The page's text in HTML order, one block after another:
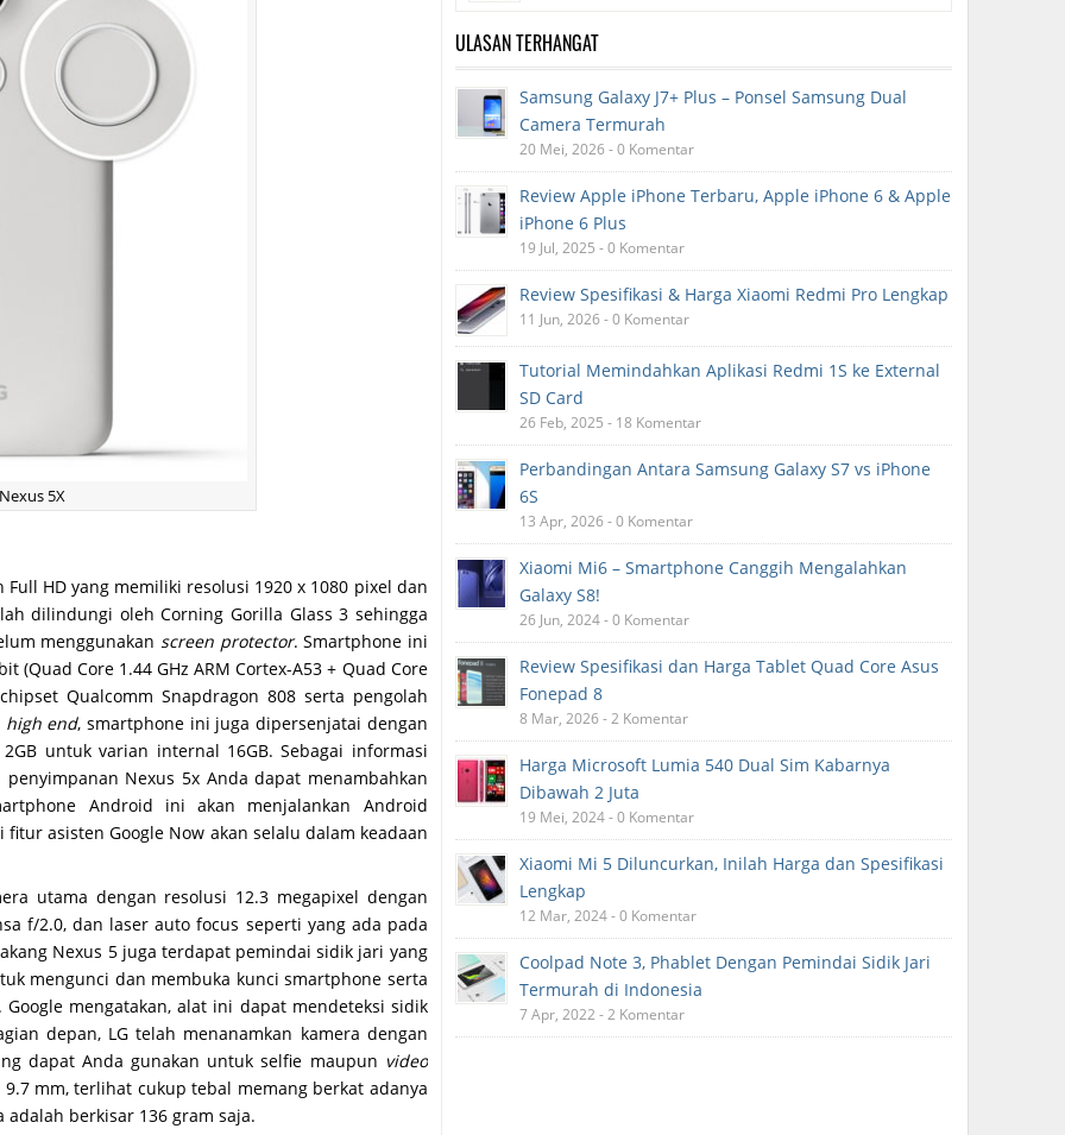
5X
HD yang memiliki resolusi 1920 x 1080 pixel dan
dilindungi oleh Corning Gorilla Glass 3 sehingga
menggunakan screen protector. Smartphone ini
Core 1.44 GHz ARM Cortex-A53 + Quad Core
Qualcomm Snapdragon 808 serta pengolah
high end, smartphone ini juga dipersenjatai dengan
untuk varian internal 16GB. Sebagai informasi
Nexus 5x Anda dapat menambahkan
Android ini akan menjalankan Android
asisten Google Now akan selalu dalam keadaan
utama dengan resolusi 12.3 megapixel dengan
f/2.0, dan laser auto focus seperti yang ada pada
Nexus 5 juga terdapat pemindai sidik jari yang
mengunci dan membuka kunci smartphone serta
mengatakan, alat ini dapat mendeteksi sidik
depan, LG telah menanamkan kamera dengan
dapat Anda gunakan untuk selfie maupun video
mm, terlihat cukup tebal memang berkat adanya
berkisar 136 gram saja.
ULASAN TERHANGAT
Samsung Galaxy J7+ Plus – Ponsel Samsung Dual
Camera Termurah
20 Mei, 2026 - 0 Komentar
Review Apple iPhone Terbaru, Apple iPhone 6 & Apple
iPhone 6 Plus
19 Jul, 2025 - 0 Komentar
Review Spesifikasi & Harga Xiaomi Redmi Pro Lengkap
11 Jun, 2026 - 0 Komentar
Tutorial Memindahkan Aplikasi Redmi 1S ke External
SD Card
26 Feb, 2025 - 18 Komentar
Perbandingan Antara Samsung Galaxy S7 vs iPhone
6S
13 Apr, 2026 - 0 Komentar
Xiaomi Mi6 – Smartphone Canggih Mengalahkan
Galaxy S8!
26 Jun, 2024 - 0 Komentar
Review Spesifikasi dan Harga Tablet Quad Core Asus
Fonepad 8
8 Mar, 2026 - 2 Komentar
Harga Microsoft Lumia 540 Dual Sim Kabarnya
Dibawah 2 Juta
19 Mei, 2024 - 0 Komentar
Xiaomi Mi 5 Diluncurkan, Inilah Harga dan Spesifikasi
Lengkap
12 Mar, 2024 - 0 Komentar
Coolpad Note 3, Phablet Dengan Pemindai Sidik Jari
Termurah di Indonesia
7 Apr, 2022 - 2 Komentar